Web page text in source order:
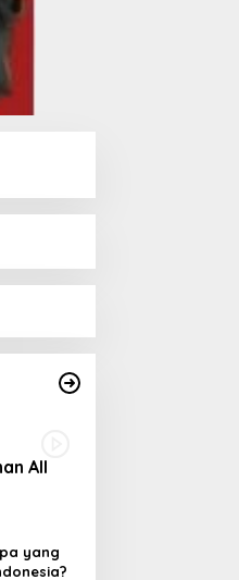
All
yang